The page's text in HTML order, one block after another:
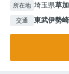
所在地 埼玉県草
交通 東武伊勢